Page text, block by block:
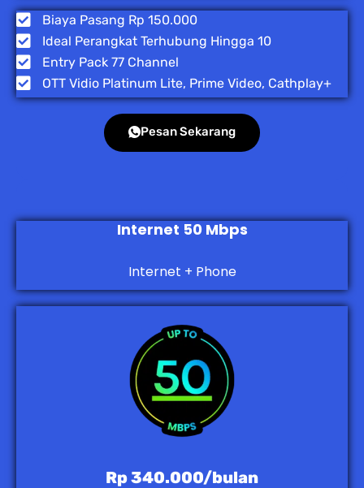
Biaya Pasang Rp 150.000
Ideal Perangkat Terhubung Hingga 10
Entry Pack 77 Channel
OTT Vidio Platinum Lite, Prime Video, Cathplay+
Pesan Sekarang
Internet 50 Mbps
Internet + Phone
Rp 340.000/bulan